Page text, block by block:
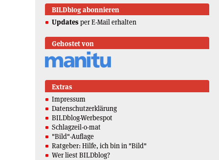
BILDblog abonnieren
Updates per E-Mail erhalten
Gehostet von
Extras
Impressum
Datenschutzerklärung
BILDblog-Werbespot
Schlagzeil-o-mat
"Bild"-Auflage
Ratgeber: Hilfe, ich bin in "Bild"
Wer liest BILDblog?